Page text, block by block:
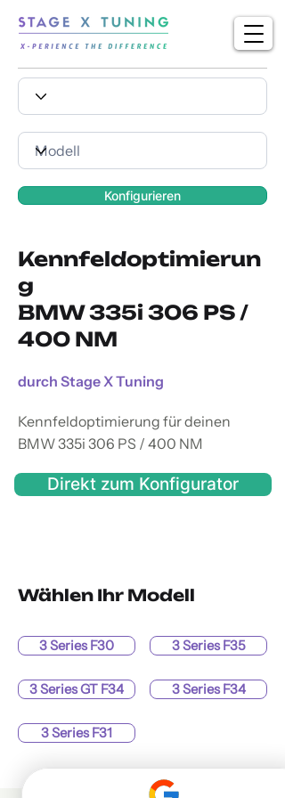
Konfigurieren
Kennfeldoptimierun
g
BMW 335i 306 PS /
400 NM
durch Stage X Tuning
Kennfeldoptimierung für deinen
BMW 335i 306 PS / 400 NM
Direkt zum Konfigurator
Wählen Ihr Modell
3 Series F30
3 Series GT F34
3 Series F31
3 Series F35
3 Series F34